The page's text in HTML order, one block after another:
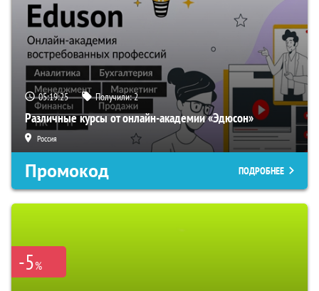
05:19:24 Получили:2
Различные курсы от онлайн-академии «Эдюсон»
Россия
Промокод ПОДРОБНЕЕ
-5%